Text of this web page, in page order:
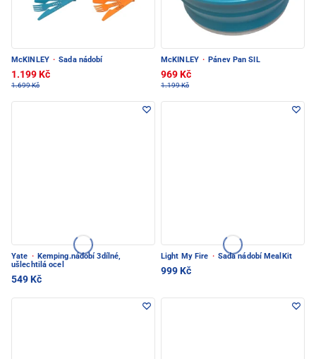
McKINLEY · Sada nádobí
1.199 Kč
1.699 Kč
McKINLEY · Pánev Pan SIL
969 Kč
1.199 Kč
Yate · Kemping.nádobí 3dílné,
ušlechtilá ocel
549 Kč
Light My Fire · Sada nádobí MealKit
999 Kč